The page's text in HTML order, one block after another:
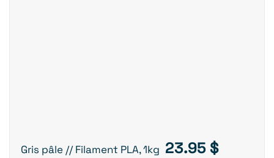
Gris pâle // Filament PLA, 1kg 23.95$